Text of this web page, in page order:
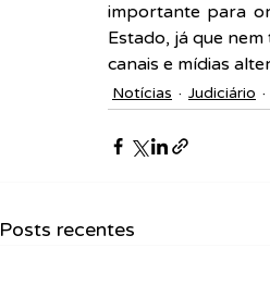
importante para
Estado, já que
canais e mídias
Notícias Judiciário
Posts recentes